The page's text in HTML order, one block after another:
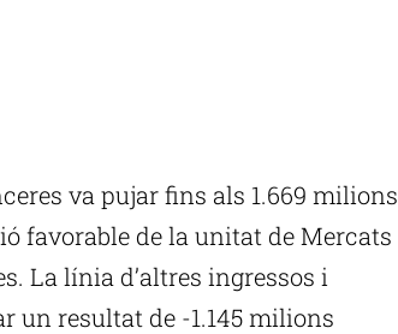
va pujar fins als 1.669 milions
favorable de la unitat de Mercats
La línia d’altres ingressos i
un resultat de -1.145 milions